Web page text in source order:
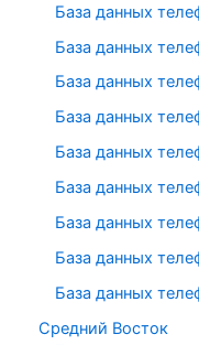
База данных
База данных
База данных
База данных
База данных
База данных
База данных
База данных
База данных
Средний Восток